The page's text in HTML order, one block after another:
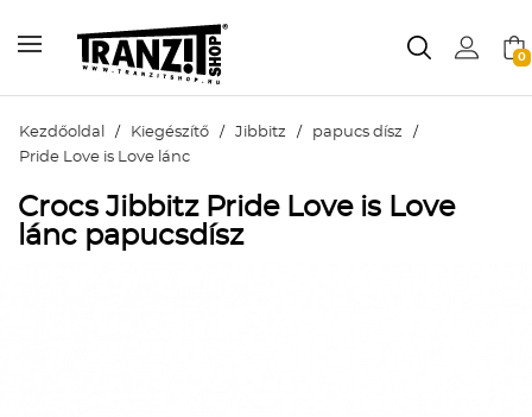
0
Kezdőoldal / Kiegészítő / Jibbitz / papucs dísz /
Pride Love is Love lánc
Crocs Jibbitz Pride Love is Love
lánc papucsdísz